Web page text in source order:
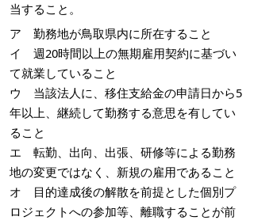
当すること。
ア 勤務地が鳥取県内に所在すること
イ 週20時間以上の無期雇用契約に基づい
て就業していること
ウ 当該法人に、移住支給金の申請日から5
年以上、継続して勤務する意思を有してい
ること
エ 転勤、出向、出張、研修等による勤務
地の変更ではなく、新規の雇用であること
オ 目的達成後の解散を前提とした個別プ
ロジェクトへの参加等、離職することが前